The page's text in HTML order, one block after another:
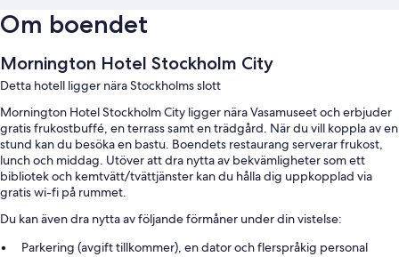
Om boendet
Mornington Hotel Stockholm City
Detta hotell ligger nära Stockholms slott
Mornington Hotel Stockholm City ligger nära Vasamuseet och erbjuder
gratis frukostbuffé, en terrass samt en trädgård. När du vill koppla av en
stund kan du besöka en bastu. Boendets restaurang serverar frukost,
lunch och middag. Utöver att dra nytta av bekvämligheter som ett
bibliotek och kemtvätt/tvättjänster kan du hålla dig uppkopplad via
gratis wi-fi på rummet.
Du kan även dra nytta av följande förmåner under din vistelse:
Parkering (avgift tillkommer), en dator och flerspråkig personal